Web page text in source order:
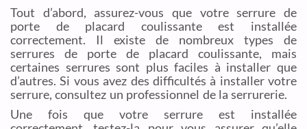
Tout d’abord, assurez-vous que votre serrure de
porte de placard coulissante est installée
correctement. Il existe de nombreux types de
serrures de porte de placard coulissante, mais
certaines serrures sont plus faciles à installer que
d’autres. Si vous avez des difficultés à installer votre
serrure, consultez un professionnel de la serrurerie.
Une fois que votre serrure est installée